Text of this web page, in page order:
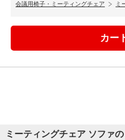
会議用椅子・ミーティングチェア ミ
ミーティングチェア ソファ